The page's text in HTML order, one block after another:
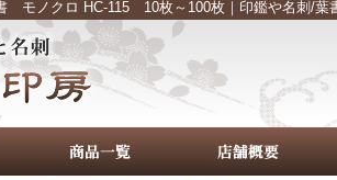
モノクロ HC-115 10枚～100枚｜印鑑や名刺/葉